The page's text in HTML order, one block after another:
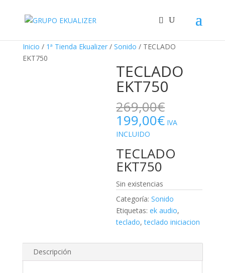
Inicio / 1ª Tienda Ekualizer/ Sonido / TECLADO
EKT750
¡Oferta!
TECLADO
EKT750
269,00€
El
precio
original
era:
269,00€.
199,00€El
precio
es:
IVA
INCLUIDO
TECLADO
EKT750
Sin existencias
Categoría:Sonido
Etiquetas:ek audio,
teclado,teclado iniciacion
Descripción